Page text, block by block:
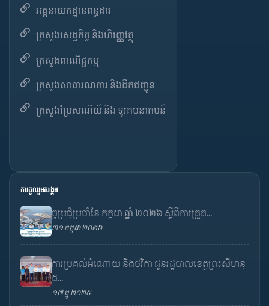
អគ្គនាយកដ្ឋានពន្ធដារ
ក្រសួងសេដ្ឋកិច្ច និងហិរញ្ញវត្ថុ
ក្រសួងពាណិជ្ជកម្ម
ក្រសួងសាធារណការ និងដឹកជញ្ជូន
ក្រសួងប្រៃសណីយ៍ និង ទូរគមនាគមន៍
ការចូលរួមសង្គម
ច្ចប្រជុំប្រចាំខែ កក្កដា ឆ្នាំ ២០២៦ ស្តីពីការត្រួត...
៣១ កក្កដា ២០២៦
ការប្រគល់អំណោយ និងថវិកា ជូនរដ្ឋបាលខេត្តព្រះសីហនុ
ដ...
១៧ ធ្នូ ២០២៥